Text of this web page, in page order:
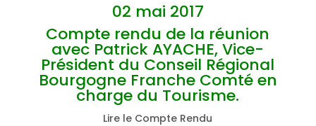
02 mai 2017
Compte rendu de la réunion
avec Patrick AYACHE, Vice-
Président du Conseil Régional
Bourgogne Franche Comté en
charge du Tourisme.
Lire le Compte Rendu